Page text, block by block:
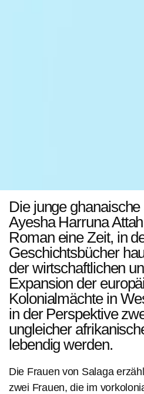
Die Frauen
von
Die junge
Ayesha Harruna
Roman eine Zeit, in
Geschichtsbücher
der wirtschaftlichen
Expansion der
Kolonialmächte in
in der Perspektive
ungleicher
lebendig werden.
Die Frauen von Salaga
zwei Frauen, die im